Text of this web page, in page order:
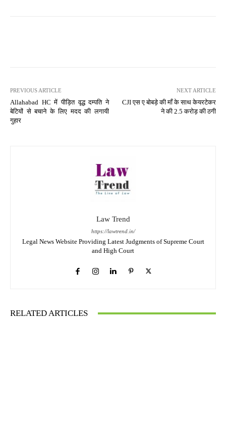
PREVIOUS ARTICLE
Allahabad HC में पीड़ित वृद्ध दम्पति ने
बेटियों से बचाने के लिए मदद की लगायी
गुहार
NEXT ARTICLE
CJI एस ए बोबड़े की माँ के साथ केयरटेकर
ने की 2.5 करोड़ की ठगी
Law Trend
https://lawtrend.in/
Legal News Website Providing Latest Judgments of Supreme Court
and High Court
RELATED ARTICLES